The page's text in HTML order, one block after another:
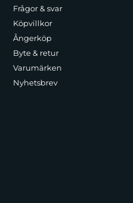
Frågor & svar
Köpvillkor
Ångerköp
Byte & retur
Varumärken
Nyhetsbrev